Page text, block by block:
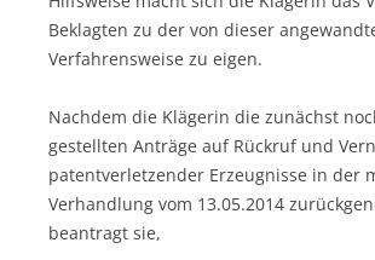
Beklagten zu der von dieser
Verfahrensweise zu eigen.
Nachdem die Klägerin die zunächst
gestellten Anträge auf Rückruf und
patentverletzender Erzeugnisse in der
Verhandlung vom 13.05.2014
beantragt sie,